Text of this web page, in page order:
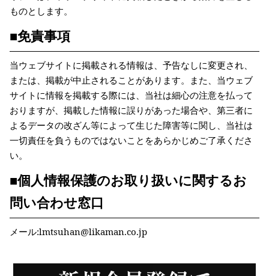
ものとします。
■免責事項
当ウェブサイトに掲載される情報は、予告なしに変更され、
または、掲載が中止されることがあります。また、当ウェブ
サイトに情報を掲載する際には、当社は細心の注意を払って
おりますが、掲載した情報に誤りがあった場合や、第三者に
よるデータの改ざん等によって生じた障害等に関し、当社は
一切責任を負うものではないことをあらかじめご了承くださ
い。
■個人情報保護のお取り扱いに関するお
問い合わせ窓口
メール:lmtsuhan@likaman.co.jp